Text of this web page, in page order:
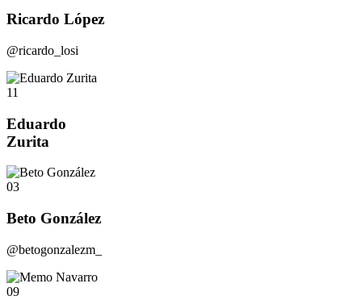
Ricardo López
@ricardo_losi
11
Eduardo
Zurita
03
Beto González
@betogonzalezm_
09